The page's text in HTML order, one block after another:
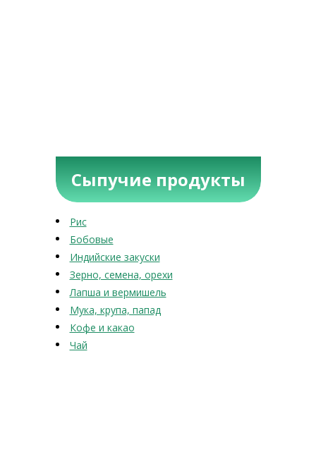
Сыпучие продукты
Рис
Бобовые
Индийские закуски
Зерно, семена, орехи
Лапша и вермишель
Мука, крупа, папад
Кофе и какао
Чай